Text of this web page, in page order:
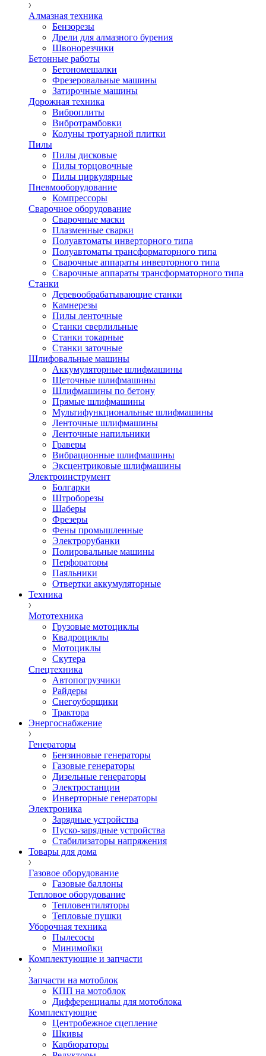
Алмазная техника
Бензорезы
Дрели для алмазного бурения
Швонорезчики
Бетонные работы
Бетономешалки
Фрезеровальные машины
Затирочные машины
Дорожная техника
Виброплиты
Вибротрамбовки
Колуны тротуарной плитки
Пилы
Пилы дисковые
Пилы торцовочные
Пилы циркулярные
Пневмооборудование
Компрессоры
Сварочное оборудование
Сварочные маски
Плазменные сварки
Полуавтоматы инверторного типа
Полуавтоматы трансформаторного типа
Сварочные аппараты инверторного типа
Сварочные аппараты трансформаторного типа
Станки
Деревообрабатывающие станки
Камнерезы
Пилы ленточные
Станки сверлильные
Станки токарные
Станки заточные
Шлифовальные машины
Аккумуляторные шлифмашины
Щеточные шлифмашины
Шлифмашины по бетону
Прямые шлифмашины
Мультифункциональные шлифмашины
Ленточные шлифмашины
Ленточные напильники
Граверы
Вибрационные шлифмашины
Эксцентриковые шлифмашины
Электроинструмент
Болгарки
Штроборезы
Шаберы
Фрезеры
Фены промышленные
Электрорубанки
Полировальные машины
Перфораторы
Паяльники
Отвертки аккумуляторные
Техника
Мототехника
Грузовые мотоциклы
Квадроциклы
Мотоциклы
Скутера
Спецтехника
Автопогрузчики
Райдеры
Снегоуборщики
Трактора
Энергоснабжение
Генераторы
Бензиновые генераторы
Газовые генераторы
Дизельные генераторы
Электростанции
Инверторные генераторы
Электроника
Зарядные устройства
Пуско-зарядные устройства
Стабилизаторы напряжения
Товары для дома
Газовое оборудование
Газовые баллоны
Тепловое оборудование
Тепловентиляторы
Тепловые пушки
Уборочная техника
Пылесосы
Минимойки
Комплектующие и запчасти
Запчасти на мотоблок
КПП на мотоблок
Дифференциалы для мотоблока
Комплектующие
Центробежное сцепление
Шкивы
Карбюраторы